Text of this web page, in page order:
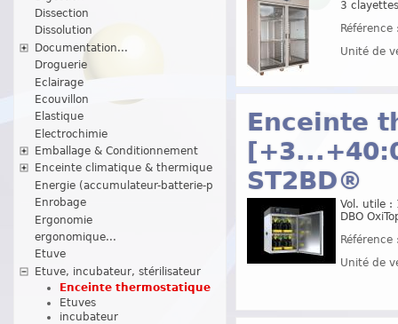
Dissection
Dissolution
Documentation...
Droguerie
Eclairage
Ecouvillon
Elastique
Electrochimie
Emballage & Conditionnement
Enceinte climatique & thermique
Energie (accumulateur-batterie-p
Enrobage
Ergonomie
ergonomique...
Etuve
Etuve, incubateur, stérilisateur
Enceinte thermostatique
Etuves
incubateur
3
Unité de
Enceinte
ST2BD®
Vol. utile :
DBO
Unité de